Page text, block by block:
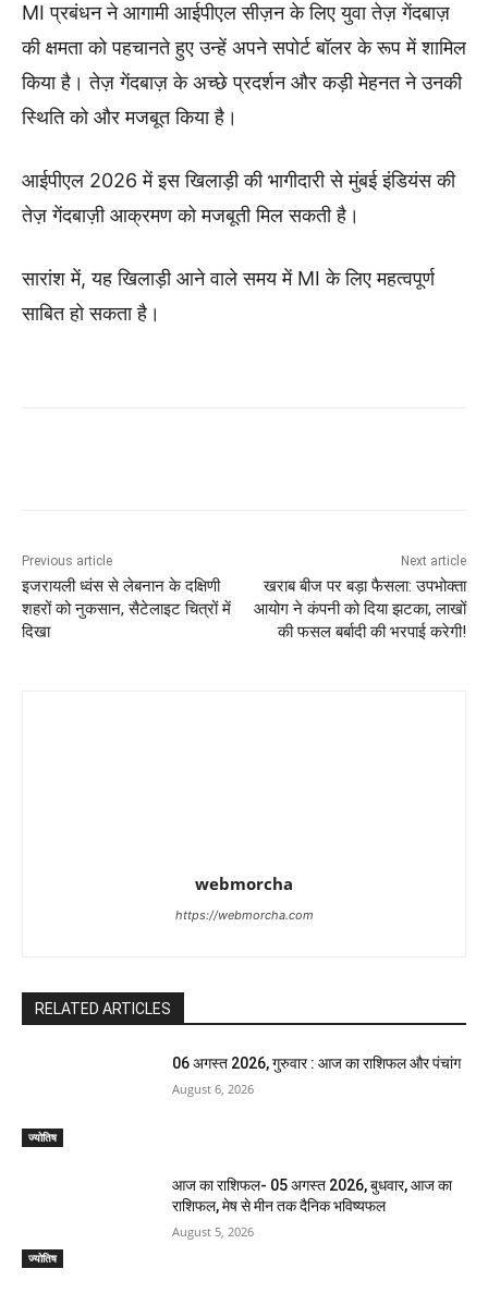
MI प्रबंधन ने आगामी आईपीएल सीज़न के लिए युवा तेज़ गेंदबाज़
की क्षमता को पहचानते हुए उन्हें अपने सपोर्ट बॉलर के रूप में शामिल
किया है। तेज़ गेंदबाज़ के अच्छे प्रदर्शन और कड़ी मेहनत ने उनकी
स्थिति को और मजबूत किया है।
आईपीएल 2026 में इस खिलाड़ी की भागीदारी से मुंबई इंडियंस की
तेज़ गेंदबाज़ी आक्रमण को मजबूती मिल सकती है।
सारांश में, यह खिलाड़ी आने वाले समय में MI के लिए महत्वपूर्ण
साबित हो सकता है।
Previous article
इजरायली ध्वंस से लेबनान के दक्षिणी
शहरों को नुकसान, सैटेलाइट चित्रों में
दिखा
Next article
खराब बीज पर बड़ा फैसला: उपभोक्ता
आयोग ने कंपनी को दिया झटका, लाखों
की फसल बर्बादी की भरपाई करेगी!
webmorcha
https://webmorcha.com
RELATED ARTICLES
ज्योतिष
06 अगस्त 2026, गुरुवार : आज का राशिफल और पंचांग
August 6, 2026
ज्योतिष
आज का राशिफल- 05 अगस्त 2026, बुधवार, आज का
राशिफल, मेष से मीन तक दैनिक भविष्यफल
August 5, 2026